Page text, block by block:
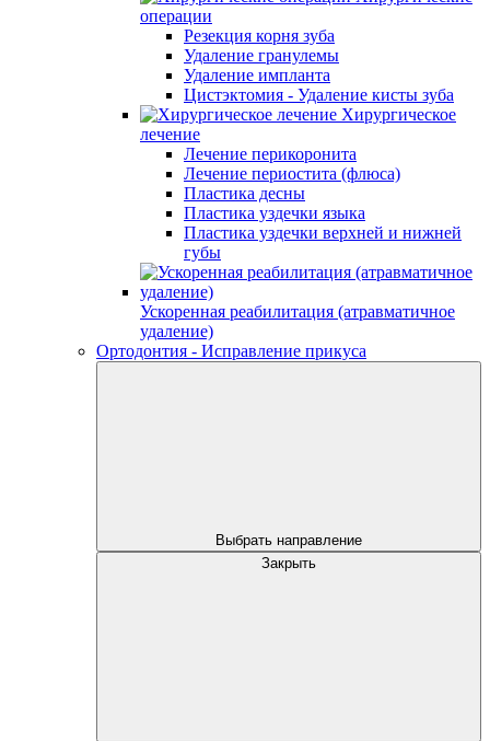
операции
Резекция корня зуба
Удаление гранулемы
Удаление импланта
Цистэктомия - Удаление кисты зуба
Хирургическое
лечение
Лечение перикоронита
Лечение периостита (флюса)
Пластика десны
Пластика уздечки языка
Пластика уздечки верхней и нижней
губы
Ускоренная реабилитация (атравматичное
удаление)
Ортодонтия - Исправление прикуса
Выбрать направление
Закрыть